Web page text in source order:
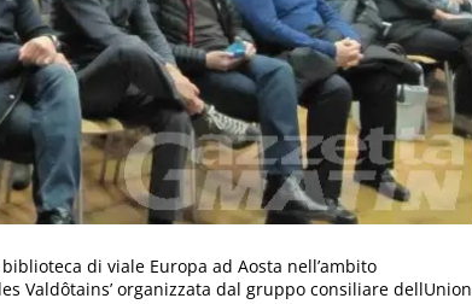
di viale Europa ad Aosta nell’ambito
Valdôtains’ organizzata dal gruppo consiliare dellUnion